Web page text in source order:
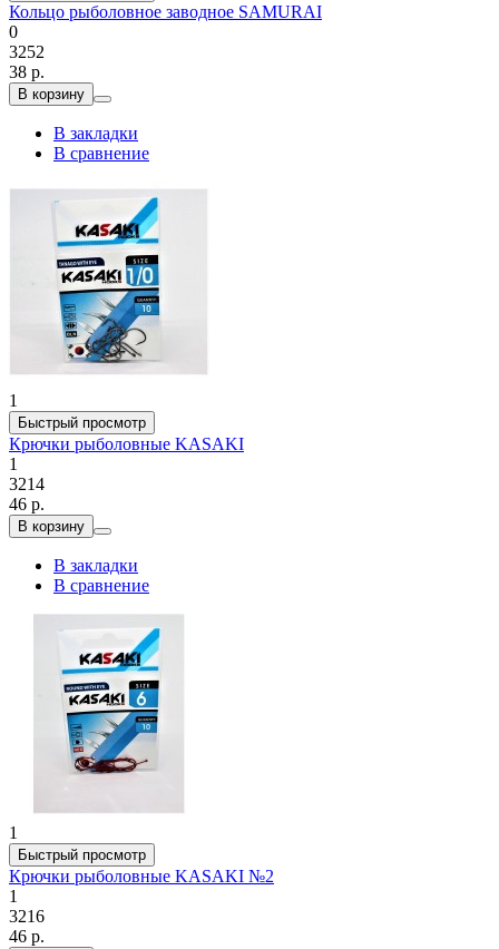
Кольцо рыболовное заводное SAMURAI
0
3252
38 р.
В корзину
В закладки
В сравнение
1
Быстрый просмотр
Крючки рыболовные KASAKI
1
3214
46 р.
В корзину
В закладки
В сравнение
1
Быстрый просмотр
Крючки рыболовные KASAKI №2
1
3216
46 р.